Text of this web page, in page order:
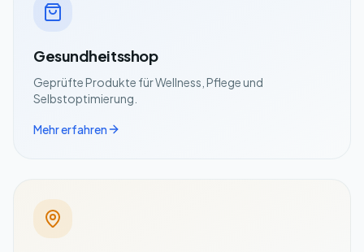
Gesundheitsshop
Geprüfte Produkte für Wellness, Pflege und
Selbstoptimierung.
Mehr erfahren